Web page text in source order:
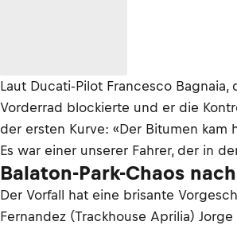
Laut Ducati-Pilot Francesco
Vorderrad blockierte und er die
der ersten Kurve: «Der Bitumen
Es war einer unserer Fahrer, der in
Balaton-Park-Chaos
Der Vorfall hat eine brisante
Fernandez (Trackhouse Aprilia)